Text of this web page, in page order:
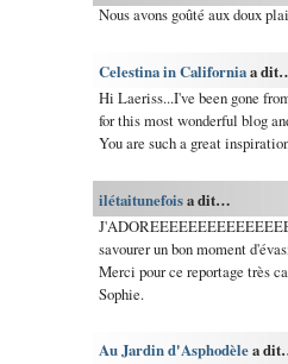
Nous avons goûté aux doux
Celestina in Californiaa
Hi Laeriss...I've been gone
for this most wonderful blog
You are such a great
ilétaitunefoisa dit…
savourer un bon moment
Merci pour ce reportage très
Sophie.
Au Jardin d'Asphodèlea